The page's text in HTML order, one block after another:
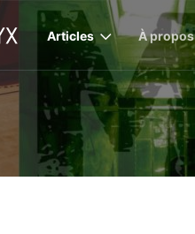
Articles À propos